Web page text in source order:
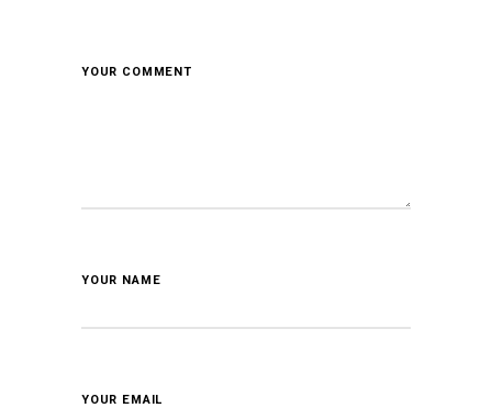
YOUR COMMENT
YOUR NAME
YOUR EMAIL